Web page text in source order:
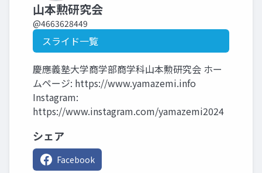
山本勲研究会
@4663628449
スライド一覧
慶應義塾大学商学部商学科山本勲研究会 ホー
ムページ: https://www.yamazemi.info
Instagram:
https://www.instagram.com/yamazemi2024
シェア
Facebook